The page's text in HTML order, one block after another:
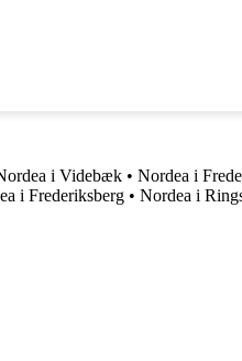
i Videbæk • Nordea i
i Frederiksberg • Nordea i